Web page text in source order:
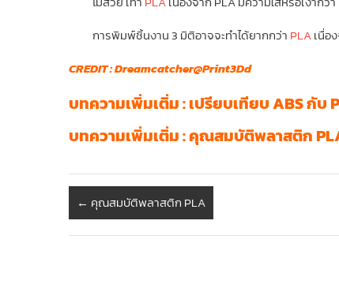
การพิมพ์ชิ้นงาน 3 มิติอาจจะทำได้ยากกว่า PLAเนื่อ
CREDIT : Dreamcatcher@Print3Dd
บทความเพิ่มเติ่ม : เปรียบเทียบ ABS กับ
บทความเพิ่มเติ่ม : คุณสมบัติพลาสติก
← คุณสมบัติพลาสติก PLA